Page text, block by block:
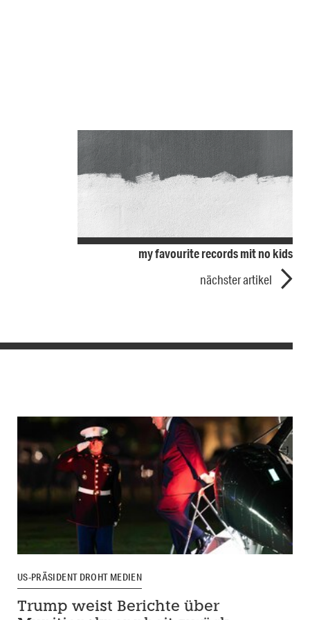
my favourite records mit no kids
nächster artikel
US-PRÄSIDENT DROHT MEDIEN
Trump weist Berichte über